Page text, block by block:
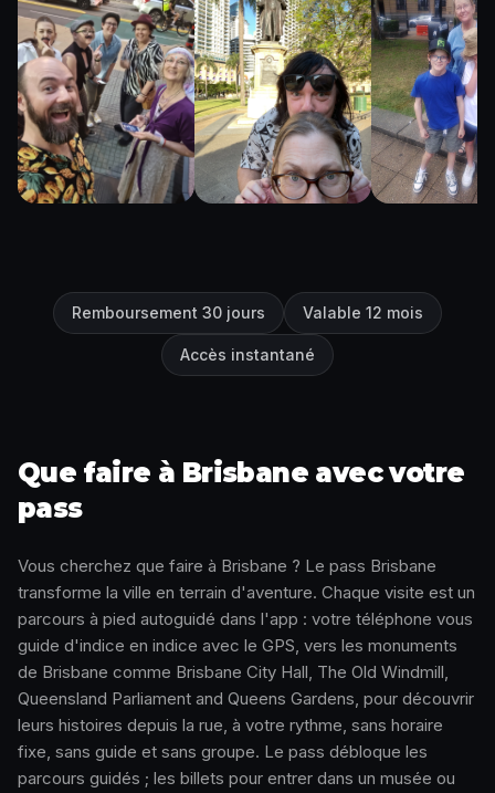
Remboursement 30 jours Valable 12 mois
Accès instantané
Que faire à Brisbane avec votre
pass
Vous cherchez que faire à Brisbane ? Le pass Brisbane
transforme la ville en terrain d'aventure. Chaque visite est un
parcours à pied autoguidé dans l'app : votre téléphone vous
guide d'indice en indice avec le GPS, vers les monuments
de Brisbane comme Brisbane City Hall, The Old Windmill,
Queensland Parliament and Queens Gardens, pour découvrir
leurs histoires depuis la rue, à votre rythme, sans horaire
fixe, sans guide et sans groupe. Le pass débloque les
parcours guidés ; les billets pour entrer dans un musée ou